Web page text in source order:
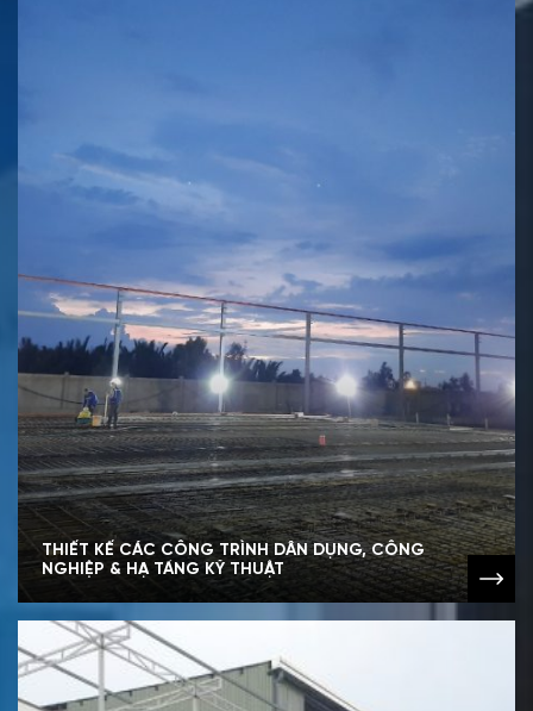
THIẾT KẾ CÁC CÔNG TRÌNH DÂN DỤNG, CÔNG
NGHIỆP & HẠ TẦNG KỸ THUẬT